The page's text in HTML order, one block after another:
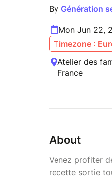
By Génération
Mon Jun 22,
Timezone :
Atelier des
France
About
Venez profiter
recette sortie